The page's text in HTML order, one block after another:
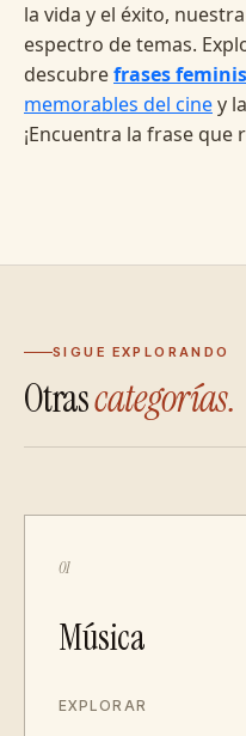
la vida y el éxito,
espectro de temas.
descubrefrases
memorables del ciney la
¡Encuentra la frase que
SIGUE EXPLORANDO
Otrascategorías.
01
Música
EXPLORAR